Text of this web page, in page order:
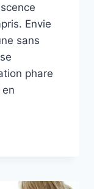
Envie
sans
phare